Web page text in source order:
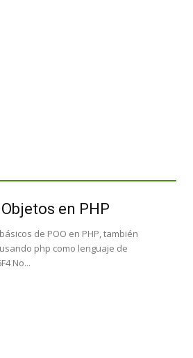
en PHP
de POO en PHP, también
php como lenguaje de
No...